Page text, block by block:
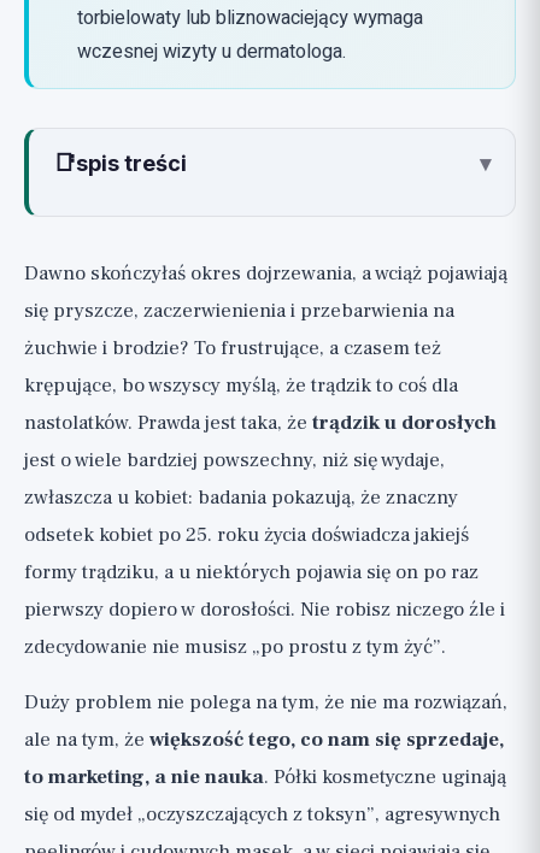
torbielowaty lub bliznowaciejący wymaga
wczesnej wizyty u dermatologa.
📑spis treści ▾
żuchwy u kobiet
Podstawowe metody miejscowe, które
naprawdę działają (🟢)
Jak używać, nie przesuszając skóry
Trądzik hormonalny u kobiet: opcje od
lekarza (🟢)
szczerze (🟡)
Ciężki trądzik torbielowaty i izotretynoina:
(🔴)
Podsumowanie i lista działań
Dawno skończyłaś okres dojrzewania, a wciąż pojawiają
się pryszcze, zaczerwienienia i przebarwienia na
żuchwie i brodzie? To frustrujące, a czasem też
krępujące, bo wszyscy myślą, że trądzik to coś dla
nastolatków. Prawda jest taka, że trądzik u dorosłych
jest o wiele bardziej powszechny, niż się wydaje,
zwłaszcza u kobiet: badania pokazują, że znaczny
odsetek kobiet po 25. roku życia doświadcza jakiejś
formy trądziku, a u niektórych pojawia się on po raz
pierwszy dopiero w dorosłości. Nie robisz niczego źle i
zdecydowanie nie musisz „po prostu z tym żyć”.
Duży problem nie polega na tym, że nie ma rozwiązań,
ale na tym, że większość tego, co nam się sprzedaje,
to marketing, a nie nauka. Półki kosmetyczne uginają
się od mydeł „oczyszczających z toksyn”, agresywnych